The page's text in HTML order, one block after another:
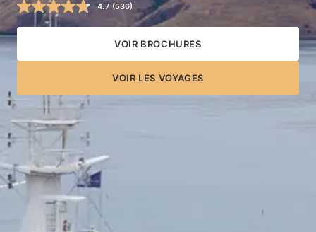
4.7 Read
536
Same
page
(536)
VOIR BROCHURES
VOIR LES VOYAGES